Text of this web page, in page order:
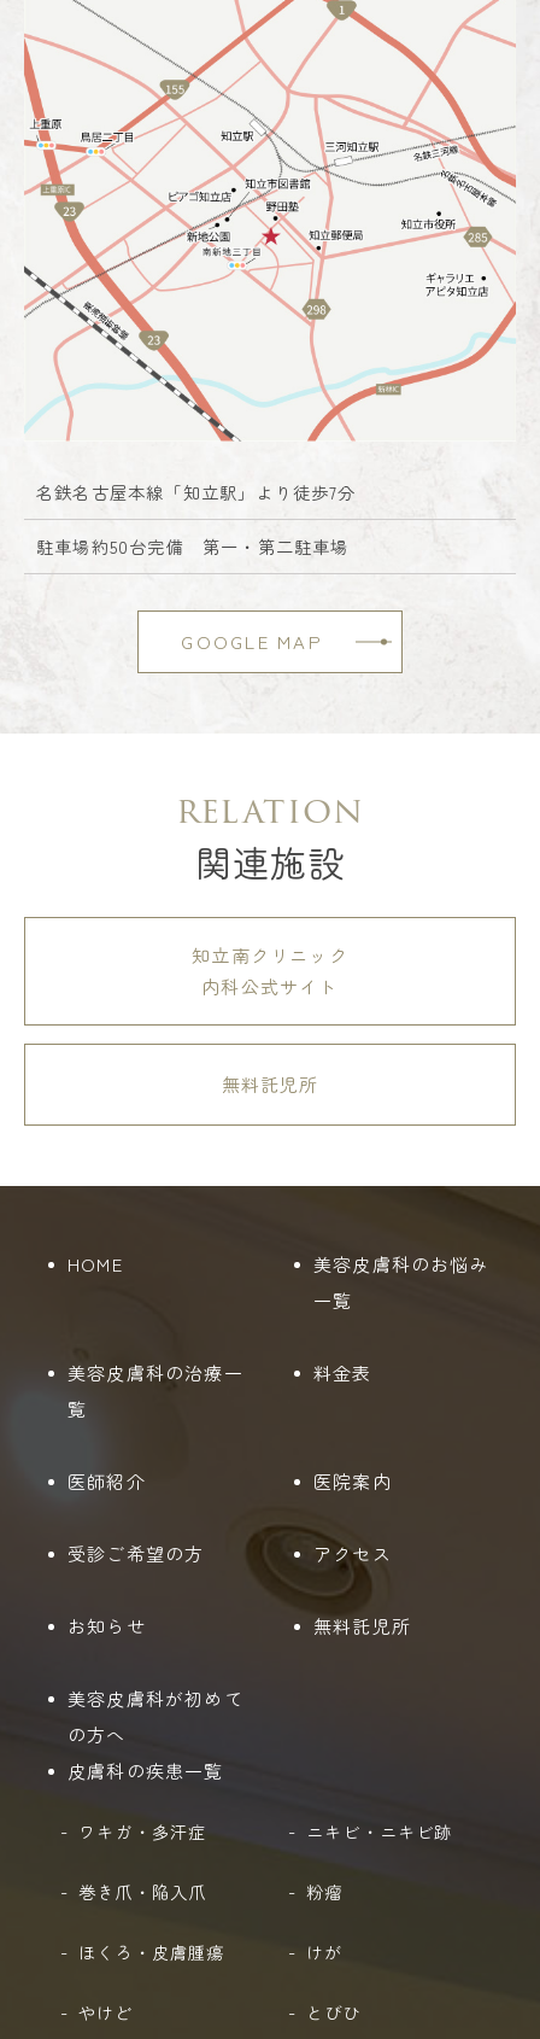
名鉄名古屋本線「知立駅」より徒歩7分
駐車場約50台完備 第一・第二駐車場
GOOGLE MAP
relation
関連施設
知立南クリニック
内科公式サイト
無料託児所
HOME
美容皮膚科のお悩み
一覧
美容皮膚科の治療一
覧
料金表
医師紹介 医院案内
受診ご希望の方 アクセス
お知らせ 無料託児所
美容皮膚科が初めて
の方へ
皮膚科の疾患一覧
ワキガ・多汗症 ニキビ・ニキビ跡
巻き爪・陥入爪 粉瘤
ほくろ・皮膚腫瘍 けが
やけど とびひ